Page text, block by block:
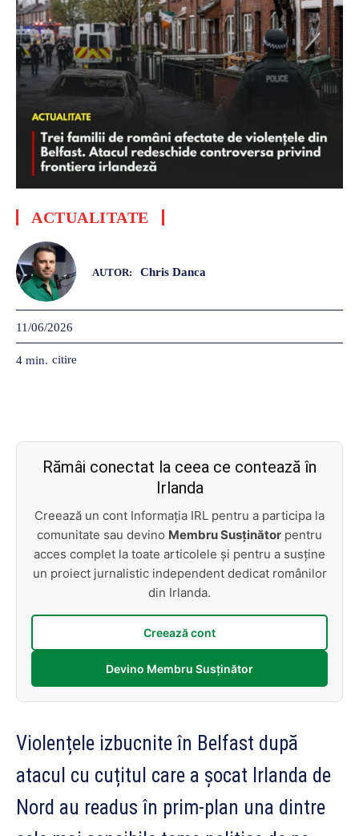
ACTUALITATE
AUTOR: Chris Danca
11/06/2026
4 min. citire
Rămâi conectat la ceea ce contează în
Irlanda
Creează un cont Informația IRL pentru a participa la
comunitate sau devino Membru Susținător pentru
acces complet la toate articolele și pentru a susține
un proiect jurnalistic independent dedicat românilor
din Irlanda.
Creează cont
Devino Membru Susținător
Violențele izbucnite în Belfast după
atacul cu cuțitul care a șocat Irlanda de
Nord au readus în prim-plan una dintre